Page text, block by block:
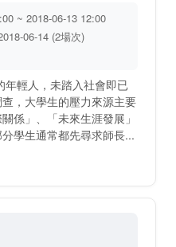
~ 2018-06-13 12:00
06-14 (2場次)
輕人，未踏入社會即已
，大學生的壓力來源主要
係」、「未來生涯發展」
學生通常都先尋求師長...